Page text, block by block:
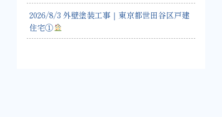
2026/8/3 外壁塗装工事｜東京都世田谷区戸建
住宅①